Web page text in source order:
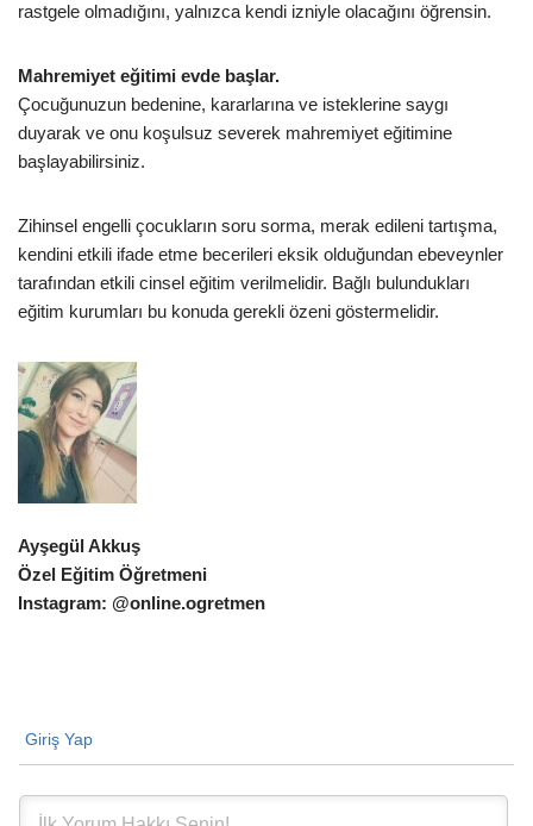
rastgele olmadığını, yalnızca kendi izniyle olacağını öğrensin.
Mahremiyet eğitimi evde başlar.
Çocuğunuzun bedenine, kararlarına ve isteklerine saygı
duyarak ve onu koşulsuz severek mahremiyet eğitimine
başlayabilirsiniz.
Zihinsel engelli çocukların soru sorma, merak edileni tartışma,
kendini etkili ifade etme becerileri eksik olduğundan ebeveynler
tarafından etkili cinsel eğitim verilmelidir. Bağlı bulundukları
eğitim kurumları bu konuda gerekli özeni göstermelidir.
Ayşegül Akkuş
Özel Eğitim Öğretmeni
Instagram: @online.ogretmen
Giriş Yap